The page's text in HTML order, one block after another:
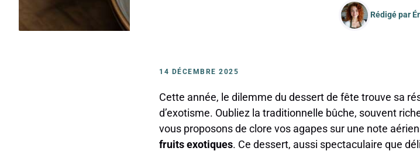
Rédigé par
14 DÉCEMBRE 2025
Cette année, le dilemme du dessert de fête trouve sa
d’exotisme. Oubliez la traditionnelle bûche, souvent
vous proposons de clore vos agapes sur une note
fruits exotiques. Ce dessert, aussi spectaculaire que